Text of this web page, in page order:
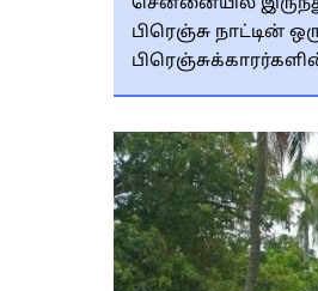
பிரெஞ்சு நாட்டின்